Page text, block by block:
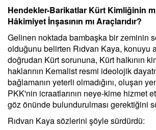
Hendekler-Barikatlar Kürt Kimliğinin
Hâkimiyet İnşasının mı Araçlarıdır?
Gelinen noktada bambaşka bir zeminin
olduğunu belirten Rıdvan Kaya, konuyu
doğrudan Kürt sorununa, Kürt halkının
haklarının Kemalist resmi ideolojik
bağlamanın yeterli olmadığını, oluşan
PKK'nin icraatlarının neye-kime hizmet
göz önünde bulundurulması gerektiğini
Rıdvan Kaya sözlerini şöyle sürdürdü: